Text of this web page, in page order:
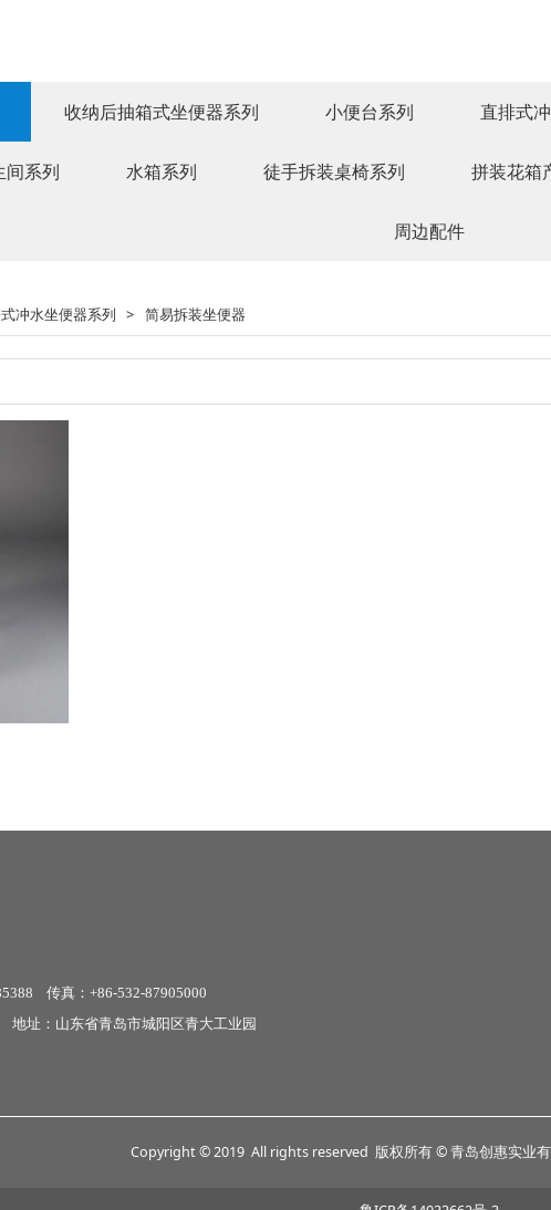
收纳后抽箱式坐便器系列 小便台系列 直排式
间系列 水箱系列 徒手拆装桌椅系列 拼装花箱
周边配件
冲水坐便器系列 > 简易拆装坐便器
传真：+86-532-87905000
地址：山东省青岛市城阳区青大工业园
Copyright © 2019 All rights reserved 版权所有 © 青岛创惠实业